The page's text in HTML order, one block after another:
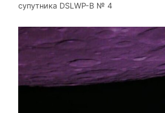
супутника DSLWP-B № 4